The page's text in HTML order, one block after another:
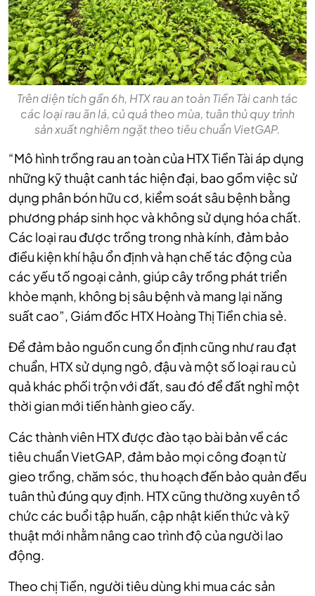
Trên diện tích gần 6h, HTX rau an toàn Tiền Tài canh tác
các loại rau ăn lá, củ quả theo mùa, tuân thủ quy trình
sản xuất nghiêm ngặt theo tiêu chuẩn VietGAP.
“Mô hình trồng rau an toàn của HTX Tiền Tài áp dụng
những kỹ thuật canh tác hiện đại, bao gồm việc sử
dụng phân bón hữu cơ, kiểm soát sâu bệnh bằng
phương pháp sinh học và không sử dụng hóa chất.
Các loại rau được trồng trong nhà kính, đảm bảo
điều kiện khí hậu ổn định và hạn chế tác động của
các yếu tố ngoại cảnh, giúp cây trồng phát triển
khỏe mạnh, không bị sâu bệnh và mang lại năng
suất cao”, Giám đốc HTX Hoàng Thị Tiền chia sẻ.
Để đảm bảo nguồn cung ổn định cũng như rau đạt
chuẩn, HTX sử dụng ngô, đậu và một số loại rau củ
quả khác phối trộn với đất, sau đó để đất nghỉ một
thời gian mới tiến hành gieo cấy.
Các thành viên HTX được đào tạo bài bản về các
tiêu chuẩn VietGAP, đảm bảo mọi công đoạn từ
gieo trồng, chăm sóc, thu hoạch đến bảo quản đều
tuân thủ đúng quy định. HTX cũng thường xuyên tổ
chức các buổi tập huấn, cập nhật kiến thức và kỹ
thuật mới nhằm nâng cao trình độ của người lao
động.
Theo chị Tiền, người tiêu dùng khi mua các sản